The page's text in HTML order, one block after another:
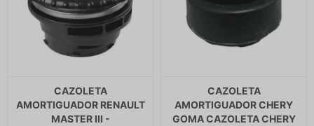
CAZOLETA
AMORTIGUADOR RENAULT
MASTER III -
CAZOLETA
AMORTIGUADOR CHERY
GOMA CAZOLETA CHERY